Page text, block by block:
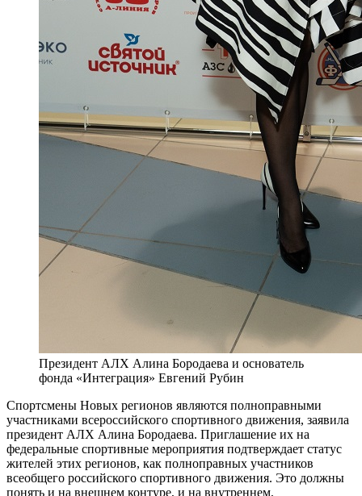
Президент АЛХ Алина Бородаева и основатель
фонда «Интеграция» Евгений Рубин
Спортсмены Новых регионов являются полноправными
участниками всероссийского спортивного движения, заявила
президент АЛХ Алина Бородаева. Приглашение их на
федеральные спортивные мероприятия подтверждает статус
жителей этих регионов, как полноправных участников
всеобщего российского спортивного движения. Это должны
понять и на внешнем контуре, и на внутреннем,